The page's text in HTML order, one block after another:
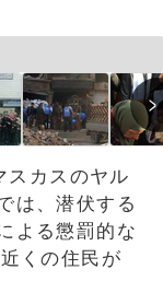
スカスのヤル
は、潜伏する
よる懲罰的な
くの住民が